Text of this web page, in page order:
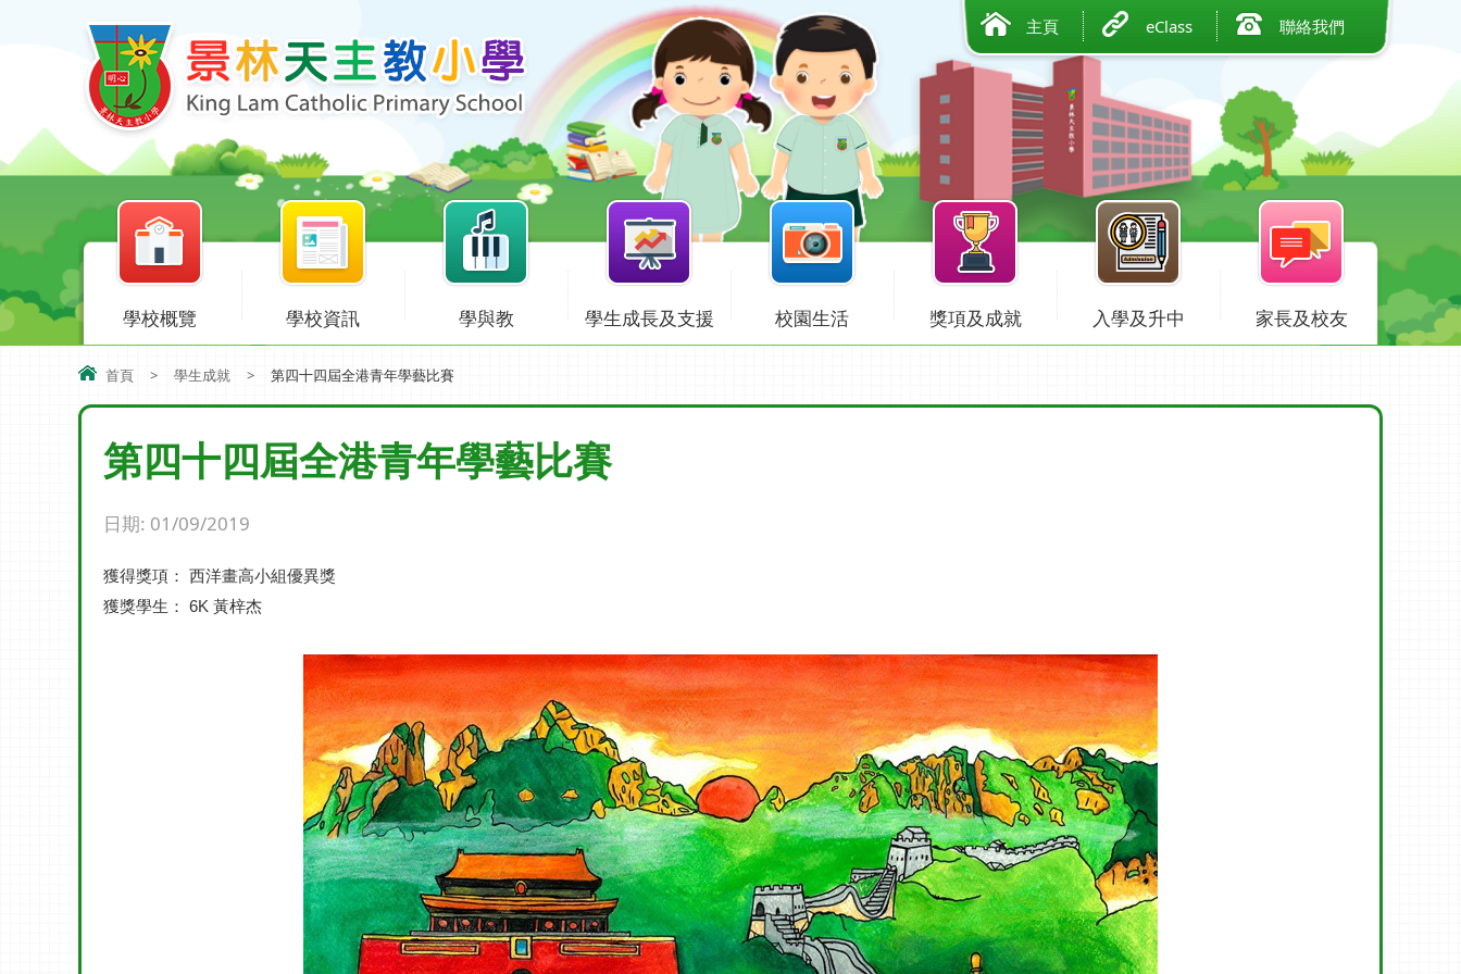
主頁 eClass 聯絡我們
學校概覽 學校資訊 學與教 學生成長及支援 校園生活 獎項及成就 入學及升中 家長及校友
首頁 > 學生成就 > 第四十四屆全港青年學藝比賽
第四十四屆全港青年學藝比賽
日期: 01/09/2019
獲得獎項： 西洋畫高小組優異獎
獲獎學生： 6K 黃梓杰